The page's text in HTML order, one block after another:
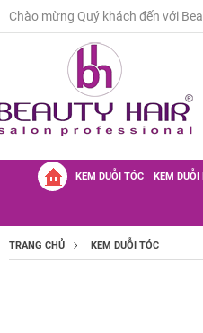
Chào mừng Quý khách đến với
KEM DUỖI TÓC KEM DUỖI
TRANG CHỦ KEM DUỖI TÓC